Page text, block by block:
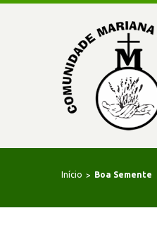
Início Boa Semente